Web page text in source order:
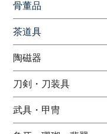
骨董品
茶道具
陶磁器
刀剣・刀装具
武具・甲冑